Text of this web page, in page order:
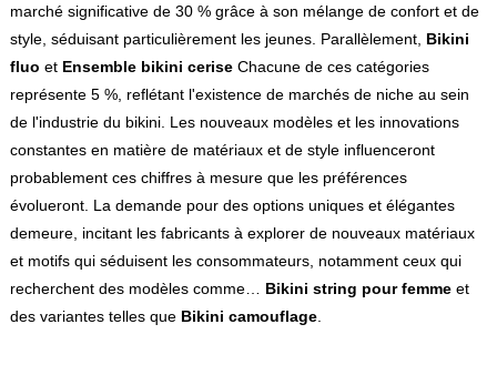
marché significative de 30 % grâce à son mélange de confort et de
style, séduisant particulièrement les jeunes. Parallèlement, Bikini
fluo et Ensemble bikini ceriseChacune de ces catégories
représente 5 %, reflétant l'existence de marchés de niche au sein
de l'industrie du bikini. Les nouveaux modèles et les innovations
constantes en matière de matériaux et de style influenceront
probablement ces chiffres à mesure que les préférences
évolueront. La demande pour des options uniques et élégantes
demeure, incitant les fabricants à explorer de nouveaux matériaux
et motifs qui séduisent les consommateurs, notamment ceux qui
recherchent des modèles comme… Bikini string pour femmeet
des variantes telles que Bikini camouflage.